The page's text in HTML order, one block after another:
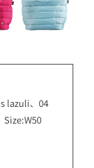
lazuli、04